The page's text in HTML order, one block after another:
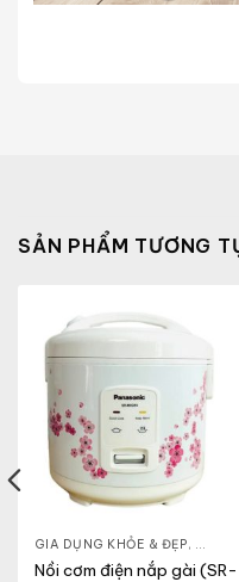
SẢN PHẨM TƯƠNG
GIA DỤNG KHỎE & ĐẸP, NỒI -
Nồi cơm điện nắp gài (SR-
& ĐẸP,NỒI - ẤM - CA - BÌNH